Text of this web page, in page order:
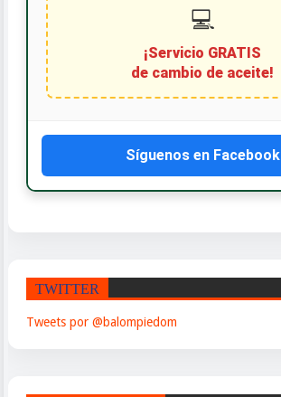
💻
¡Servicio GRATIS
de cambio de aceite!
Síguenos en Facebook
TWITTER
Tweets por @balompiedom